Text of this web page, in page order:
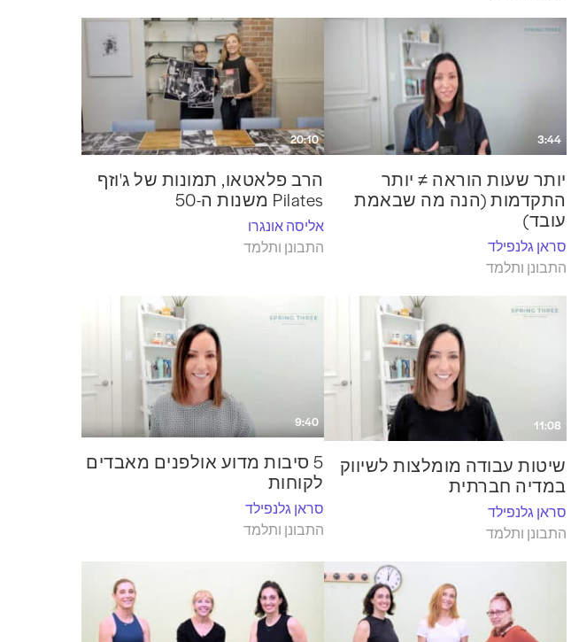
3:44
יותר שעות הוראה ≠ יותר
התקדמות (הנה מה שבאמת
עובד)
סראן גלנפילד
התבונן ותלמד
20:10
הרב פלאטאו, תמונות של ג'וזף
Pilates משנות ה-50
אליסה אונגרו
התבונן ותלמד
11:08
שיטות עבודה מומלצות לשיווק
במדיה חברתית
סראן גלנפילד
התבונן ותלמד
9:40
5 סיבות מדוע אולפנים מאבדים
לקוחות
סראן גלנפילד
התבונן ותלמד